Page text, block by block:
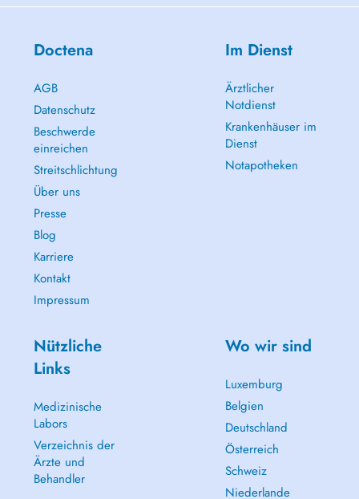
Doctena
AGB
Datenschutz
Beschwerde
einreichen
Streitschlichtung
Über uns
Presse
Blog
Karriere
Kontakt
Impressum
Im Dienst
Ärztlicher
Notdienst
Krankenhäuser im
Dienst
Notapotheken
Nützliche
Links
Medizinische
Labors
Verzeichnis der
Ärzte und
Behandler
Wo wir sind
Luxemburg
Belgien
Deutschland
Österreich
Schweiz
Niederlande